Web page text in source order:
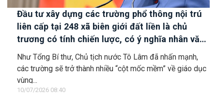
Đầu tư xây dựng các trường phổ thông nội trú
liên cấp tại 248 xã biên giới đất liền là chủ
trương có tính chiến lược, có ý nghĩa nhân văn
sâu sắc
Như Tổng Bí thư, Chủ tịch nước Tô Lâm đã nhấn mạnh,
các trường sẽ trở thành nhiều “cột mốc mềm” về giáo dục
vùng...
10/07/2026 08:40